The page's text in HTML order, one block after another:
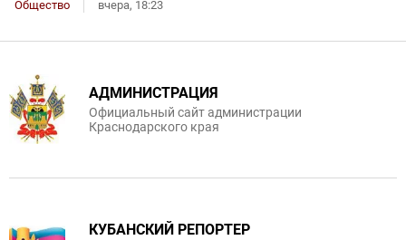
Общество вчера, 18:23
АДМИНИСТРАЦИЯ
Официальный сайт администрации
Краснодарского края
КУБАНСКИЙ РЕПОРТЕР